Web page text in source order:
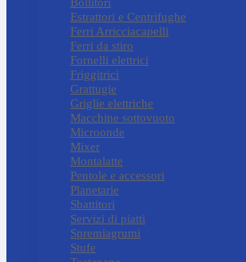
Estrattori e Centrifughe
Ferri Arricciacapelli
Ferri da stiro
Fornelli elettrici
Friggitrici
Grattugie
Griglie elettriche
Macchine sottovuoto
Microonde
Mixer
Montalatte
Pentole e accessori
Planetarie
Sbattitori
Servizi di piatti
Spremiagrumi
Stufe